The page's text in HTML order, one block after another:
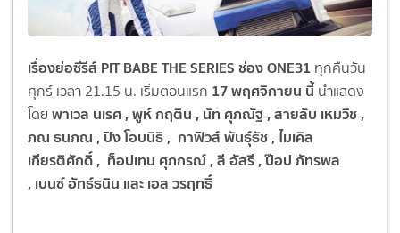
เรื่องย่อซีรีส์ PIT BABE THE SERIES ช่อง ONE31 ทุกคืนวัน
ศุกร์ เวลา 21.15 น. เริ่มตอนแรก 17พฤศจิกายน นี้นำแสดง
โดย พาเวล นเรศ , พูห์ กฤติน , นัท ศุภณัฐ , สายลับ เหมวิช ,
ภณ ธนภณ , ปิง โอบนิธิ , กาฟิวส์ พันธุ์ธัช , ไมเคิล
เกียรติศักดิ์ , ท็อปเทน ศุภกรณ์ , ลี อัสรี , ป๊อป ภัทรพล
, เบนซ์ อัทธ์ธนิน และ เอส วรฤทธิ์